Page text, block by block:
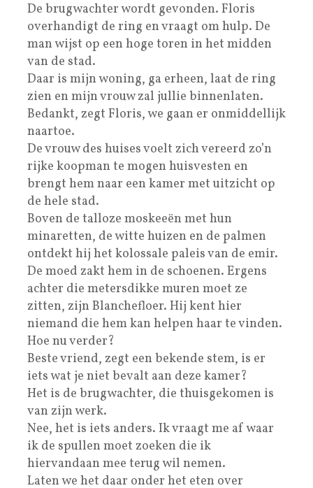
De brugwachter wordt gevonden. Floris
overhandigt de ring en vraagt om hulp. De
man wijst op een hoge toren in het midden
van de stad.
Daar is mijn woning, ga erheen, laat de ring
zien en mijn vrouw zal jullie binnenlaten.
Bedankt, zegt Floris, we gaan er onmiddellijk
naartoe.
De vrouw des huises voelt zich vereerd zo’n
rijke koopman te mogen huisvesten en
brengt hem naar een kamer met uitzicht op
de hele stad.
Boven de talloze moskeeën met hun
minaretten, de witte huizen en de palmen
ontdekt hij het kolossale paleis van de emir.
De moed zakt hem in de schoenen. Ergens
achter die metersdikke muren moet ze
zitten, zijn Blanchefloer. Hij kent hier
niemand die hem kan helpen haar te vinden.
Hoe nu verder?
Beste vriend, zegt een bekende stem, is er
iets wat je niet bevalt aan deze kamer?
Het is de brugwachter, die thuisgekomen is
van zijn werk.
Nee, het is iets anders. Ik vraagt me af waar
ik de spullen moet zoeken die ik
hiervandaan mee terug wil nemen.
Laten we het daar onder het eten over